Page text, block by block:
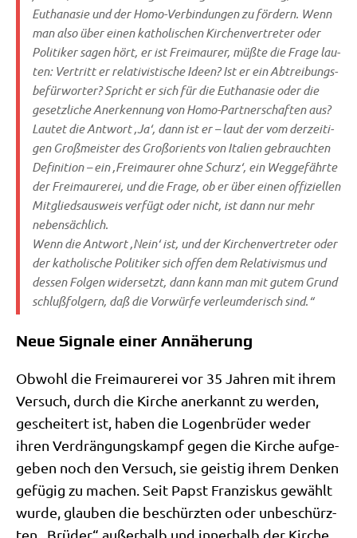
Eutha­na­sie und der Homo-Ver­bin­dun­gen zu för­dern. Wenn
man also über einen katho­li­schen Kir­chen­ver­tre­ter oder
Poli­ti­ker sagen hört, er ist Frei­mau­rer, müß­te die Fra­ge lau­
ten: Ver­tritt er rela­ti­vi­sti­sche Ideen? Ist er ein Abtrei­bungs­
be­für­wor­ter? Spricht er sich für die Eutha­na­sie oder die
gesetz­li­che Aner­ken­nung von Homo-Part­ner­schaf­ten aus?
Lau­tet die Ant­wort ‚Ja‘, dann ist er – laut der vom der­zei­ti­
gen Groß­mei­ster des Groß­ori­ents von Ita­li­engebrauch­ten
Defi­ni­ti­on – ein ‚Frei­mau­rer ohne Schurz‘, ein Weg­ge­fähr­te
der Frei­mau­re­rei, und die Fra­ge, ob er über einen offi­zi­el­len
Mit­glieds­aus­weis ver­fügt oder nicht, ist dann nur mehr
nebensächlich.
Wenn die Ant­wort ‚Nein‘ ist, und der Kir­chen­ver­tre­ter oder
der katho­li­sche Poli­ti­ker sich offen dem Rela­ti­vis­mus und
des­sen Fol­gen wider­setzt, dann kann man mit gutem Grund
schluß­fol­gern, daß die Vor­wür­fe ver­leum­de­risch sind.“
Neue Signale einer Annäherung
Obwohl die Frei­mau­re­rei vor 35 Jah­ren mit ihrem
Ver­such, durch die Kir­che aner­kannt zu wer­den,
geschei­tert ist, haben die Logen­brü­der weder
ihren Ver­drän­gungs­kampf gegen die Kir­che auf­ge­
ge­ben noch den Ver­such, sie gei­stig ihrem Den­ken
gefü­gig zu machen. Seit Papst Fran­zis­kus gewählt
wur­de, glau­ben die beschürz­ten oder unbe­schürz­
ten „Brü­der“ außer­halb und inner­halb der Kir­che